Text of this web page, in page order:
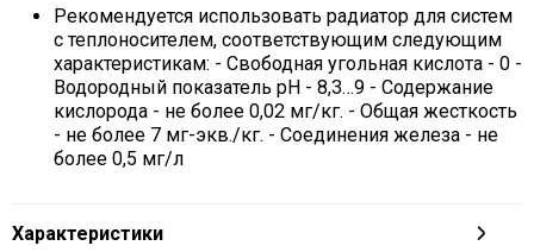
Рекомендуется использовать радиатор для систем
с теплоносителем, соответствующим следующим
характеристикам: - Свободная угольная кислота - 0 -
Водородный показатель рН - 8,3…9 - Содержание
кислорода - не более 0,02 мг/кг. - Общая жесткость
- не более 7 мг-экв./кг. - Соединения железа - не
более 0,5 мг/л
Характеристики